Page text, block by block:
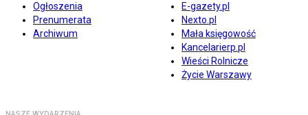
Ogłoszenia
Prenumerata
Archiwum
E-gazety.pl
Nexto.pl
Mała księgowość
Kancelarierp.pl
Wieści Rolnicze
Życie Warszawy